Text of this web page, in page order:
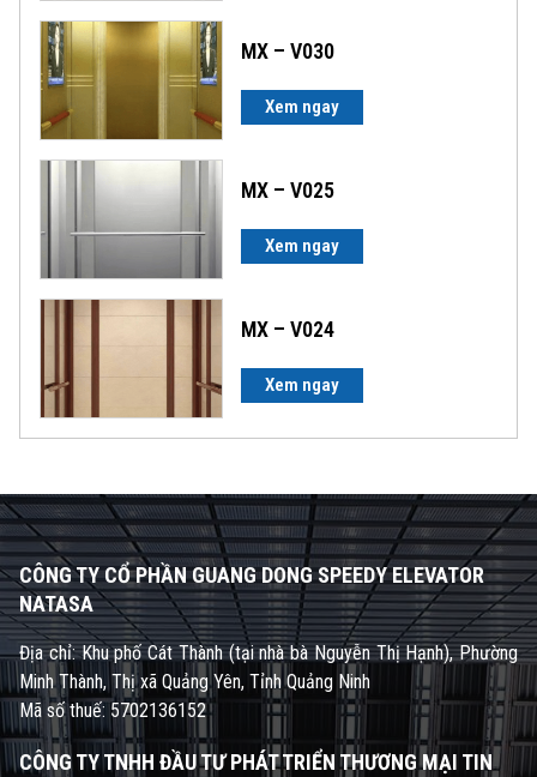
MX – V030
Xem ngay
MX – V025
Xem ngay
MX – V024
Xem ngay
CÔNG TY CỔ PHẦN GUANG DONG SPEEDY ELEVATOR
NATASA
Địa chỉ: Khu phố Cát Thành (tại nhà bà Nguyễn Thị Hạnh), Phường
Minh Thành, Thị xã Quảng Yên, Tỉnh Quảng Ninh
Mã số thuế: 5702136152
CÔNG TY TNHH ĐẦU TƯ PHÁT TRIỂN THƯƠNG MẠI TIN